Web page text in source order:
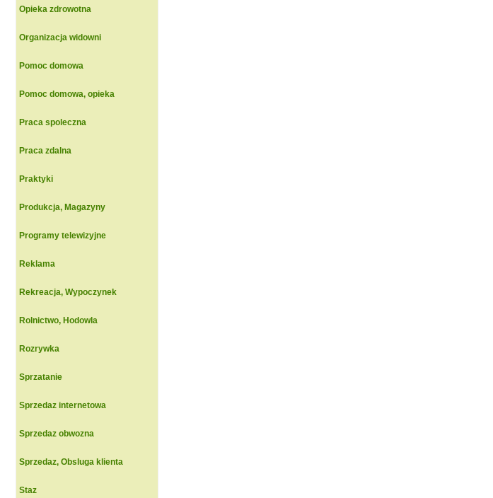
Opieka zdrowotna
Organizacja widowni
Pomoc domowa
Pomoc domowa, opieka
Praca spoleczna
Praca zdalna
Praktyki
Produkcja, Magazyny
Programy telewizyjne
Reklama
Rekreacja, Wypoczynek
Rolnictwo, Hodowla
Rozrywka
Sprzatanie
Sprzedaz internetowa
Sprzedaz obwozna
Sprzedaz, Obsluga klienta
Staz